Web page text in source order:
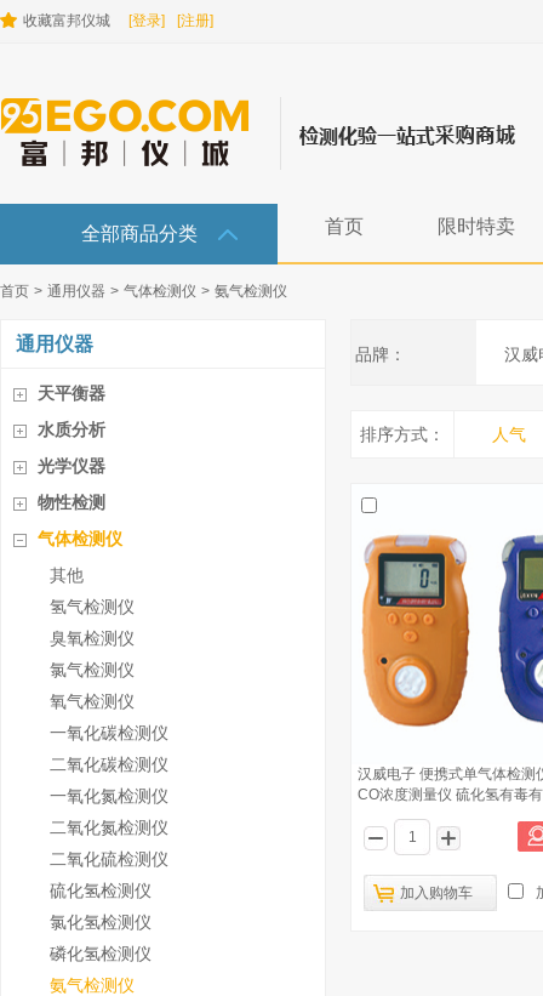
收藏富邦仪城 [登录] [注册]
全部商品分类 首页 限时特卖
首页 > 通用仪器 > 气体检测仪 > 氨气检测仪
通用仪器
天平衡器
水质分析
光学仪器
物性检测
气体检测仪
其他
氢气检测仪
臭氧检测仪
氯气检测仪
氧气检测仪
一氧化碳检测仪
二氧化碳检测仪
一氧化氮检测仪
二氧化氮检测仪
二氧化硫检测仪
硫化氢检测仪
氯化氢检测仪
磷化氢检测仪
氨气检测仪
品牌： 汉威
排序方式： 人气
汉威电子 便携式单气体检测
CO浓度测量仪 硫化氢有毒
加入购物车